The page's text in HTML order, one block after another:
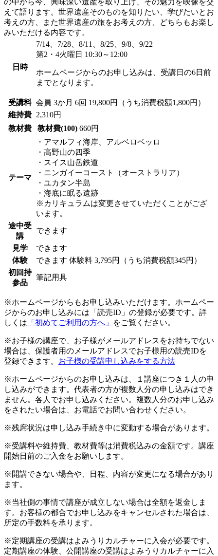
えて語ります。世界遺産そのものを知りたい、学びたいとお
考えの方、また世界遺産の旅をお考えの方、どちらもお楽し
みいただける内容です。
日時
7/14、7/28、8/11、8/25、9/8、9/22
第2・4火曜日 10:30～12:00
ホームページからのお申し込みは、受講日の6日前
までとなります。
受講料 会員 3か月 6回 19,800円（うち消費税額1,800円）
維持費
2,310円
教材費
教材費(100) 660円
テーマ
・アマルフィ海岸、アルベロベッロ
・高野山の四季
・スイス山岳鉄道
・ニンガイーコースト（オーストラリア）
・ユカタン半島
・海底に眠る遺跡
※カリキュラムは変更させていただくことがござ
います。
途中受
講
できます
見学
できます
体験
できます 体験料 3,795円（うち消費税額345円）
初回持
参品
筆記用具
※ホームページからもお申し込みいただけます。ホームペー
ジからのお申し込みには「読売ID」の登録が必要です。詳
しくは 「初めてご利用の方へ」 をご覧ください。
※お子様の講座で、お子様がメールアドレスをお持ちでない
場合は、保護者用のメールアドレスでお子様用の読売IDを
登録できます。 お子様の受講申し込みをする方法
※ホームページからのお申し込みは、１講座につき１人の申
し込みができます。代表者の方が複数人分の申し込みはでき
ません。各人でお申し込みください。複数人分のお申し込み
をされたい場合は、お電話でお問い合わせください。
※残席状況は申し込み手続き中に変動する場合があります。
※受講料や維持費、教材費等は消費税込みの金額です。講座
開始日前のご入金をお願いします。
※開講できない場合や、日程、内容が変更になる場合があり
ます。
※当社側の事情で講座が成立しない場合は全額を返金しま
す。お客様の都合でお申し込みをキャンセルされた場合は、
所定の手数料を承ります。
※定期講座の受講はよみうりカルチャーに入会が必要です。
定期講座の体験、公開講座の受講はよみうりカルチャーに入